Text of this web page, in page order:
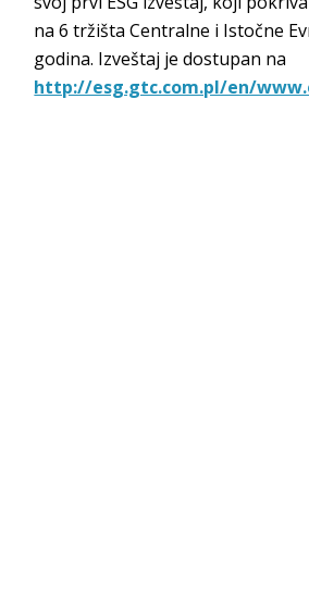
na 6 tržišta Centralne i Istočne
godina. Izveštaj je dostupan na
http://esg.gtc.com.pl/en/